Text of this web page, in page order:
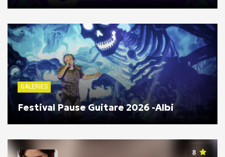
GALERIES
Festival Pause Guitare 2026 -Albi
8